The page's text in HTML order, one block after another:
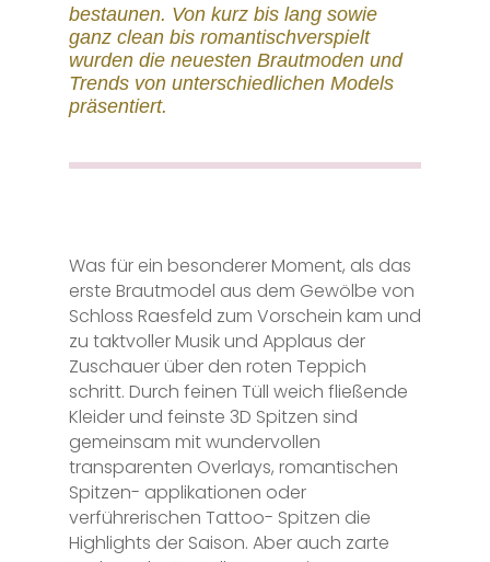
bestaunen. Von kurz bis lang sowie
ganz clean bis romantischverspielt
wurden die neuesten Brautmoden und
Trends von unterschiedlichen Models
präsentiert.
Was für ein besonderer Moment, als das
erste Brautmodel aus dem Gewölbe von
Schloss Raesfeld zum Vorschein kam und
zu taktvoller Musik und Applaus der
Zuschauer über den roten Teppich
schritt. Durch feinen Tüll weich fließende
Kleider und feinste 3D Spitzen sind
gemeinsam mit wundervollen
transparenten Overlays, romantischen
Spitzen- applikationen oder
verführerischen Tattoo- Spitzen die
Highlights der Saison. Aber auch zarte